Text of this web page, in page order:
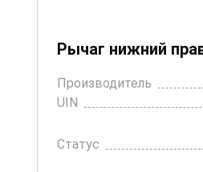
Рычаг нижний
Производитель
UIN
Статус